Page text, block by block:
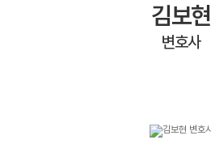
김보현
변호사